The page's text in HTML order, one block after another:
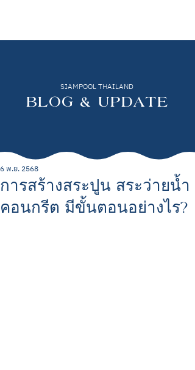
SIAMPOOL THAILAND
BLOG & UPDATE
การสร้างสระปูน สระว่ายน้ำ
คอนกรีต มีขั้นตอนอย่างไร?
6 พ.ย. 2568